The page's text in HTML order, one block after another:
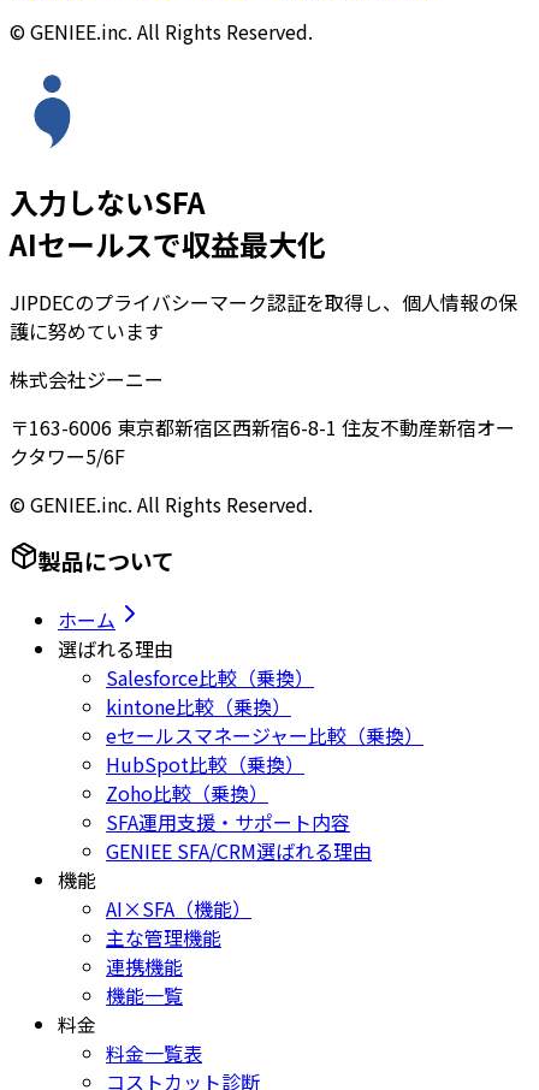
© GENIEE.inc. All Rights Reserved.
入力しないSFA
AIセールスで収益最大化
JIPDECのプライバシーマーク認証を取得し、個人情報の保
護に努めています
株式会社ジーニー
〒163-6006 東京都新宿区西新宿6-8-1 住友不動産新宿オー
クタワー5/6F
© GENIEE.inc. All Rights Reserved.
製品について
ホーム
選ばれる理由
Salesforce比較（乗換）
kintone比較（乗換）
eセールスマネージャー比較（乗換）
HubSpot比較（乗換）
Zoho比較（乗換）
SFA運用支援・サポート内容
GENIEE SFA/CRM選ばれる理由
機能
AI×SFA（機能）
主な管理機能
連携機能
機能一覧
料金
料金一覧表
コストカット診断